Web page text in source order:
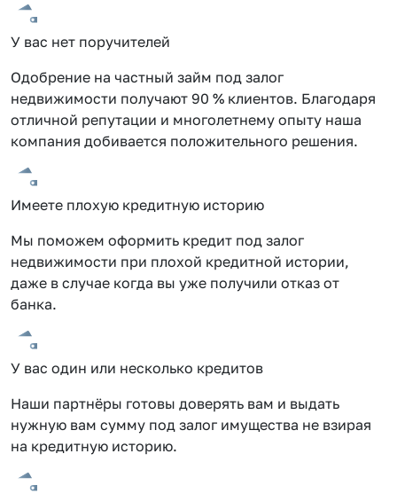
У вас нет поручителей
Одобрение на частный займ под залог
недвижимости получают 90 % клиентов. Благодаря
отличной репутации и многолетнему опыту наша
компания добивается положительного решения.
Имеете плохую кредитную историю
Мы поможем оформить кредит под залог
недвижимости при плохой кредитной истории,
даже в случае когда вы уже получили отказ от
банка.
У вас один или несколько кредитов
Наши партнёры готовы доверять вам и выдать
нужную вам сумму под залог имущества не взирая
на кредитную историю.